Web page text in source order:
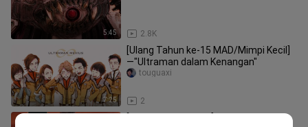
5:45 2.8K
7:25
[Ulang Tahun ke-15 MAD/Mimpi Kecil]
—"Ultraman dalam Kenangan"
2
touguaxi